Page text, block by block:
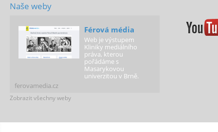
Naše weby
Férová média
Web je výstupem
Kliniky mediálního
práva, kterou
pořádáme s
Masarykovou
univerzitou v Brně.
ferovamedia.cz
Zobrazit všechny weby